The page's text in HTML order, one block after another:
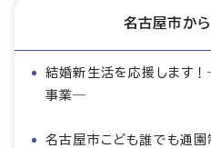
名古屋市か
結婚新生活を応援します
事業―
名古屋市こども誰でも通